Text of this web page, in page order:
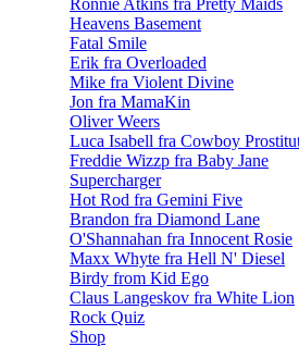
Heavens Basement
Fatal Smile
Erik fra Overloaded
Mike fra Violent Divine
Jon fra MamaKin
Oliver Weers
Luca Isabell fra Cowboy
Freddie Wizzp fra Baby Jane
Supercharger
Hot Rod fra Gemini Five
Brandon fra Diamond Lane
O'Shannahan fra Innocent Rosie
Maxx Whyte fra Hell N' Diesel
Birdy from Kid Ego
Claus Langeskov fra White Lion
Rock Quiz
Shop